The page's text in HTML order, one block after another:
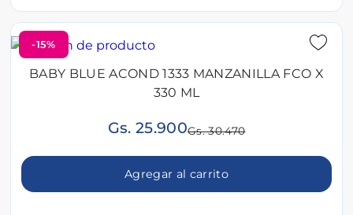
-15%
BABY BLUE ACOND 1333 MANZANILLA FCO X
330 ML
Gs. 25.900Gs. 30.470
Agregar al carrito